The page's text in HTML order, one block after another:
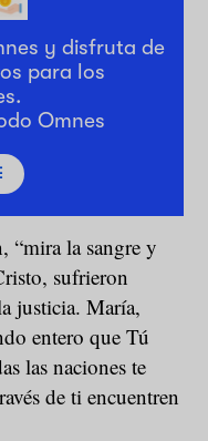
y disfruta de
para los
Omnes
“mira la sangre y
sufrieron
justicia. María,
entero que Tú
las naciones te
de ti encuentren